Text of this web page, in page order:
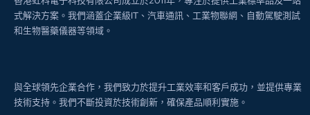
式解決方案。我們涵蓋企業級IT、汽車通訊、工業物聯網、自動駕駛測試
和生物醫藥儀器等領域。
與全球領先企業合作，我們致力於提升工業效率和客戶成功，並提供專業
技術支持。我們不斷投資於技術創新，確保產品順利實施。